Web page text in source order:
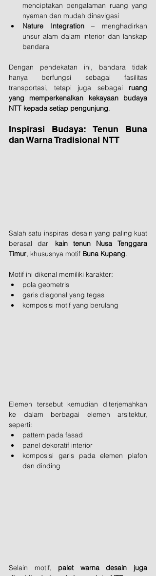
menciptakan pengalaman ruang yang
nyaman dan mudah dinavigasi
Nature Integration – menghadirkan
unsur alam dalam interior dan lanskap
bandara
Dengan pendekatan ini, bandara tidak
hanya berfungsi sebagai fasilitas
transportasi, tetapi juga sebagai ruang
yang memperkenalkan kekayaan budaya
NTT kepada setiap pengunjung.
Inspirasi Budaya: Tenun Buna
dan Warna Tradisional NTT
Salah satu inspirasi desain yang paling kuat
berasal dari kain tenun Nusa Tenggara
Timur, khususnya motif Buna Kupang.
Motif ini dikenal memiliki karakter:
pola geometris
garis diagonal yang tegas
komposisi motif yang berulang
Elemen tersebut kemudian diterjemahkan
ke dalam berbagai elemen arsitektur,
seperti:
pattern pada fasad
panel dekoratif interior
komposisi garis pada elemen plafon
dan dinding
Selain motif, palet warna desain juga